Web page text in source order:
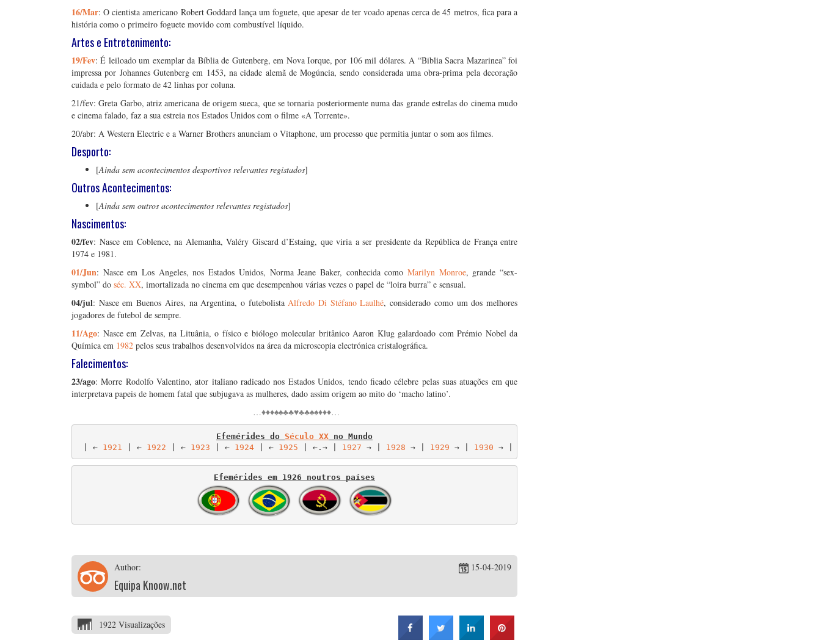
16/Mar: O cientista americano Robert Goddard lança um foguete, que apesar de ter voado apenas cerca de 45 metros, fica para a
história como o primeiro foguete movido com combustível líquido.
Artes e Entretenimento:
19/Fev: É leiloado um exemplar da Bíblia de Gutenberg, em Nova Iorque, por 106 mil dólares. A “Biblia Sacra Mazarinea” foi
impressa por Johannes Gutenberg em 1453, na cidade alemã de Mogúncia, sendo considerada uma obra-prima pela decoração
cuidada e pelo formato de 42 linhas por coluna.
21/fev: Greta Garbo, atriz americana de origem sueca, que se tornaria posteriormente numa das grande estrelas do cinema mudo
e cinema falado, faz a sua estreia nos Estados Unidos com o filme «A Torrente».
20/abr: A Western Electric e a Warner Brothers anunciam o Vitaphone, um processo que permitia juntar o som aos filmes.
Desporto:
[Ainda sem acontecimentos desportivos relevantes registados]
Outros Acontecimentos:
[Ainda sem outros acontecimentos relevantes registados]
Nascimentos:
02/fev: Nasce em Coblence, na Alemanha, Valéry Giscard d’Estaing, que viria a ser presidente da República de França entre
1974 e 1981.
01/Jun: Nasce em Los Angeles, nos Estados Unidos, Norma Jeane Baker, conhecida como Marilyn Monroe, grande “sex-
symbol” do séc. XX, imortalizada no cinema em que desempenhou várias vezes o papel de “loira burra” e sensual.
04/jul: Nasce em Buenos Aires, na Argentina, o futebolistaAlfredo Di Stéfano Laulhé, considerado como um dos melhores
jogadores de futebol de sempre.
11/Ago: Nasce em Zelvas, na Lituânia, o físico e biólogo molecular britânico Aaron Klug galardoado com Prémio Nobel da
Química em 1982 pelos seus trabalhos desenvolvidos na área da microscopia electrónica cristalográfica.
Falecimentos:
23/ago: Morre Rodolfo Valentino, ator italiano radicado nos Estados Unidos, tendo ficado célebre pelas suas atuações em que
interpretava papeis de homem fatal que subjugava as mulheres, dado assim origem ao mito do ‘macho latino’.
…♦♦♦♠♠♣♣♥♣♣♠♠♦♦♦…
Efemérides do Século XX no Mundo
| ← 1921 | ← 1922 | ← 1923 | ← 1924 | ← 1925 | ←.→ | 1927 → | 1928 → | 1929 → | 1930 → |
Efemérides em 1926 noutros países
Author:
Equipa Knoow.net
15-04-2019
1922 Visualizações